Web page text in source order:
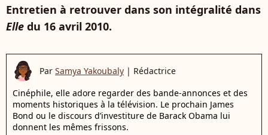
Entretien à retrouver dans son intégralité dans
Elle du 16 avril 2010.
Par Samya Yakoubaly | Rédactrice
Cinéphile, elle adore regarder des bande-annonces et des
moments historiques à la télévision. Le prochain James
Bond ou le discours d’investiture de Barack Obama lui
donnent les mêmes frissons.